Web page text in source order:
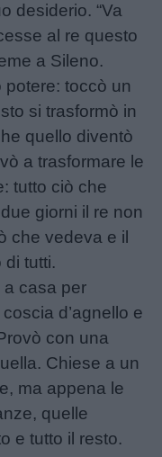
desiderio. “Va
al re questo
a Sileno.
potere: toccò un
si trasformò in
quello diventò
a trasformare le
tutto ciò che
giorni il re non
che vedeva e il
di tutti.
a casa per
d’agnello e
con una
Chiese a un
ma appena le
quelle
e tutto il resto.